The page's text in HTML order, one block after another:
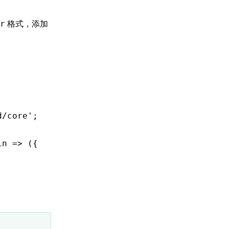
格式，添加
core' ;
=> ({